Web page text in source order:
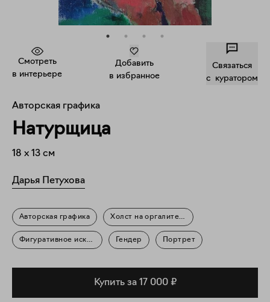
Смотреть
в интерьере
Добавить
в избранное
Связаться
c куратором
Авторская графика
Натурщица
18 x 13 см
Дарья Петухова
Авторская графика Холст на оргалите, акрил, лак
Фигуративное искусство Гендер Портрет
Купить за 17 000 ₽